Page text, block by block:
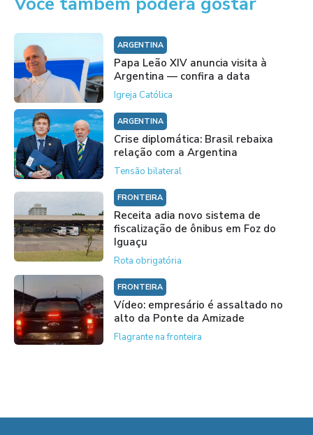
ARGENTINA
Papa Leão XIV anuncia visita à
Argentina — confira a data
Igreja Católica
ARGENTINA
Crise diplomática: Brasil rebaixa
relação com a Argentina
Tensão bilateral
FRONTEIRA
Receita adia novo sistema de
fiscalização de ônibus em Foz do
Iguaçu
Rota obrigatória
FRONTEIRA
Vídeo: empresário é assaltado no
alto da Ponte da Amizade
Flagrante na fronteira